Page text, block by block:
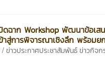
ฉาก Workshop พัฒนาข้อเสน
าสู่การพิจารณาเชิงลึก พร้อมย
/ข่าวประกาศประชาสัมพันธ์ ข่าวกิจก